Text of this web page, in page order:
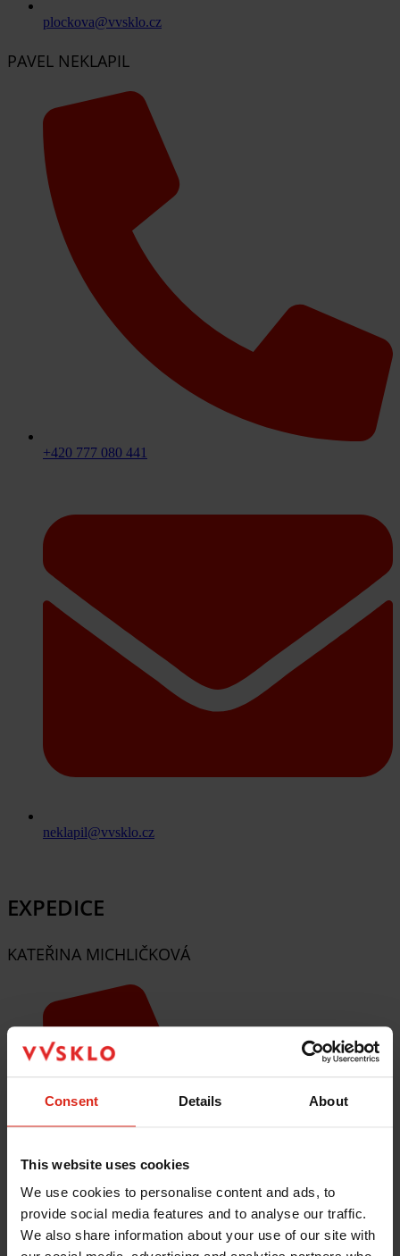
Consent Details About
This website uses cookies
We use cookies to personalise content and ads, to
provide social media features and to analyse our traffic.
We also share information about your use of our site with
plockova@vvsklo.cz
PAVEL NEKLAPIL
+420 777 080 441
neklapil@vvsklo.cz
EXPEDICE
KATEŘINA MICHLIČKOVÁ